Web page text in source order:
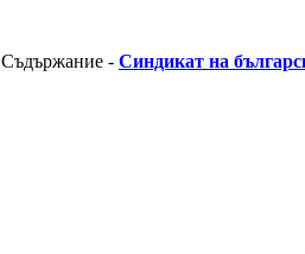
Съдържание - Синдикат на